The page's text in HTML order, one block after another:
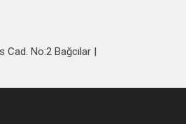
No:2 Bağcılar |